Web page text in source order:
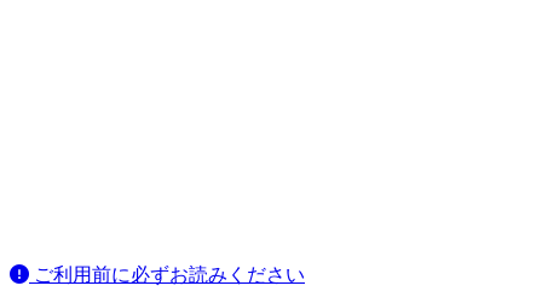
ご利用前に必ずお読みください